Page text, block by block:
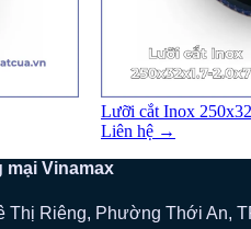
Lưỡi cắt Inox
Liên hệ →
Vinamax
Riêng, Phường Thới An,